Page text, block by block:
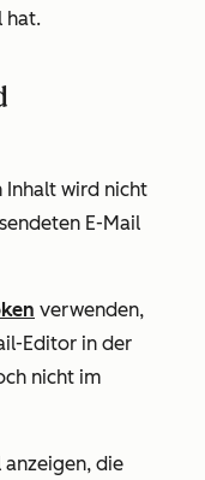
hat.
Inhalt wird nicht
E-Mail
verwenden,
Editor in der
nicht im
anzeigen, die